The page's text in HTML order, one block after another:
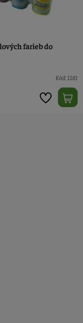
farieb do
Kód: 1181